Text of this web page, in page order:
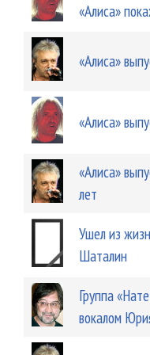
«Алиса»
«Алиса»
«Алиса»
«Алиса»
лет
Ушел из
Шаталин
Группа
вокалом